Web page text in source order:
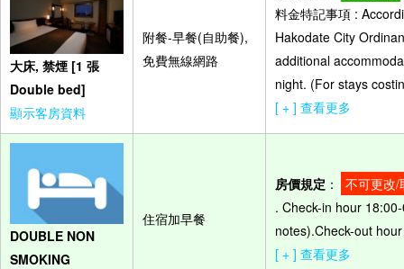
大床, 禁煙 [1 張
Double bed]
顯示客房資料
附餐-早餐(自助餐),
免費無線網路
料金特記事項 :
Hakodate City
additional
night. (For stays
[ + ] 查看更多
DOUBLE NON
SMOKING
住宿加早餐
房價規定 ：
不可更改/
. Check-in hour
notes).Check-out
[ + ] 查看更多